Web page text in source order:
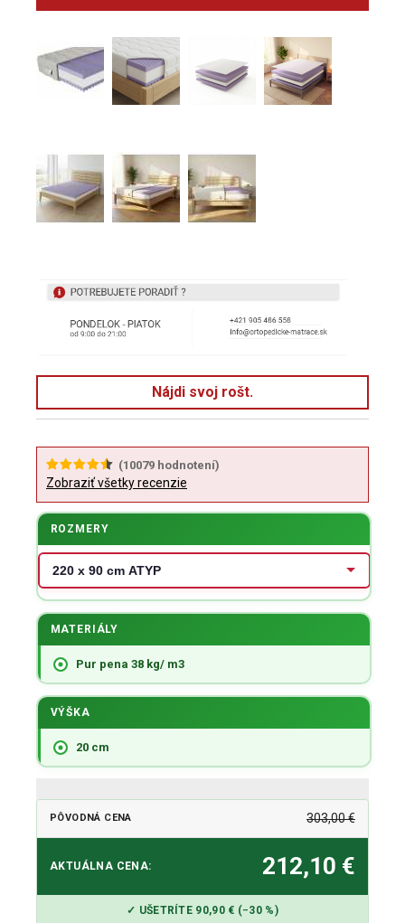
Nájdi svoj rošt.
(10079 hodnotení)
Zobraziť všetky recenzie
ROZMERY
MATERIÁLY
Pur pena 38 kg/ m3
VÝŠKA
20 cm
PÔVODNÁ CENA 303,00 €
AKTUÁLNA CENA: 212,10 €
✓ UŠETRÍTE 90,90 € (−30 %)